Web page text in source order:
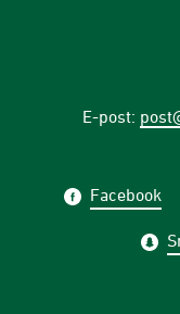
E-post:
Facebook